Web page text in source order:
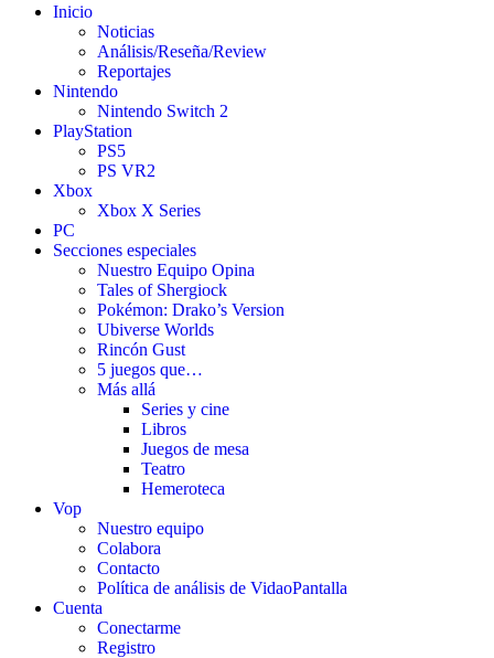
Inicio
Noticias
Análisis/Reseña/Review
Reportajes
Nintendo
Nintendo Switch 2
PlayStation
PS5
PS VR2
Xbox
Xbox X Series
PC
Secciones especiales
Nuestro Equipo Opina
Tales of Shergiock
Pokémon: Drako’s Version
Ubiverse Worlds
Rincón Gust
5 juegos que…
Más allá
Series y cine
Libros
Juegos de mesa
Teatro
Hemeroteca
Vop
Nuestro equipo
Colabora
Contacto
Política de análisis de VidaoPantalla
Cuenta
Conectarme
Registro